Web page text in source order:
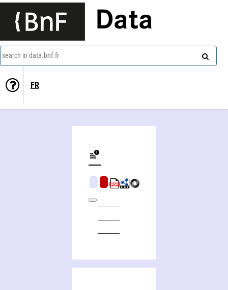
Data
search in data.bnf.fr
FR